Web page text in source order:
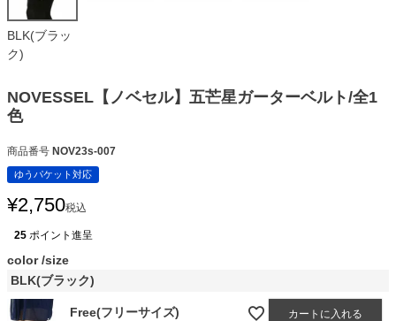
BLK(ブラッ
ク)
NOVESSEL【ノベセル】五芒星ガーターベルト/全1
色
商品番号 NOV23s-007
ゆうパケット対応
¥2,750税込
25 ポイント進呈
color size
BLK(ブラック)
Free(フリーサイズ) カートに入れる